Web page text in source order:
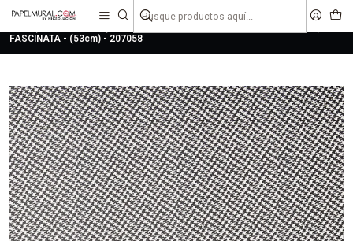
liquidaciones
Inicio PAPEL MURAL OTRAS COLECCIONES
FASCINATA
FASCINATA - (53cm) - 207058